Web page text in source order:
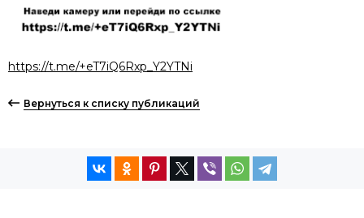
https://t.me/+eT7iQ6Rxp_Y2YTNi
Вернуться к списку публикаций